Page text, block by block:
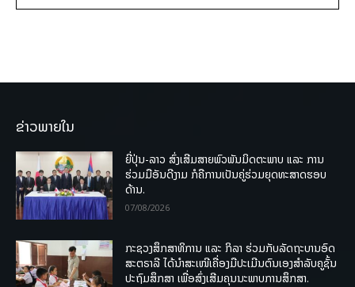
ຂ່າວພາຍໃນ
ຍີ່ປຸ່ນ-ລາວ ສົ່ງເສີມສາຍພົວພັນມິດຕະພາບ ແລະ ການ
ຮ່ວມມືອັນດີງາມ ກໍຄືການເປັນຄູ່ຮ່ວມຍຸດທະສາດຮອບ
ດ້ານ.
07/08/2026
ກະຊວງສຶກສາທິການ ແລະ ກິລາ ຮ່ວມກັບລັດຖະບານອົດ
ສະຕຣາລີ ໄດ້ນຳສະເໜີເຄື່ອງມືປະເມີນຕົນເອງສຳລັບຄູຊັ້ນ
ປະຖົມສຶກສາ ເພື່ອສົ່ງເສີມຄຸນນະພາບການສຶກສາ.